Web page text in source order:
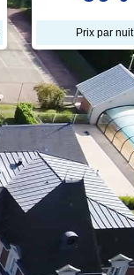
Prix par nuit